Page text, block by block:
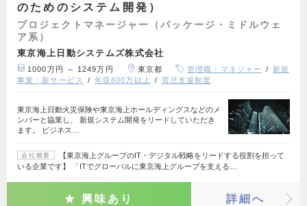
のためのシステム開発）
プロジェクトマネージャー（パッケージ・ミドルウェ
ア系）
東京海上日動システムズ株式会社
1000万円 ～ 1249万円 東京都 管理職・マネジャー
新規
事業・新サービス
年収600万以上 育児支援制度
東京海上日動火災保険や東京海上ホールディングスなどのメ
ンバーと協業し、 新規システム開発をリードしていただき
ます。 ビジネス…
会社概要
【東京海上グループのIT・デジタル戦略をリードする役割を担って
いる企業です】 「ITでグローバルに東京海上グループを支える…
興味あり 詳細へ